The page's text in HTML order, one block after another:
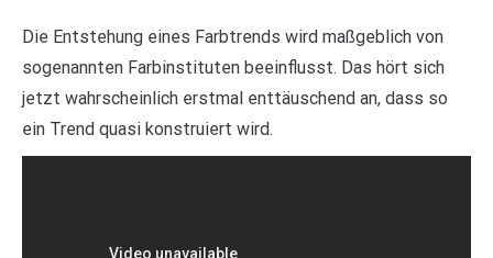
Die Entstehung eines Farbtrends wird maßgeblich von
sogenannten Farbinstituten beeinflusst. Das hört sich
jetzt wahrscheinlich erstmal enttäuschend an, dass so
ein Trend quasi konstruiert wird.